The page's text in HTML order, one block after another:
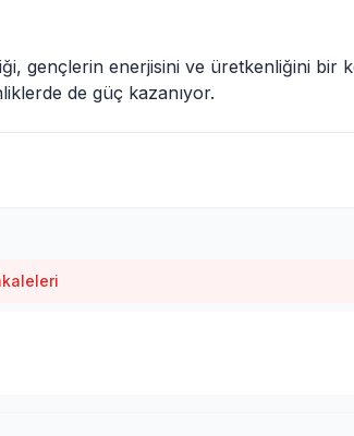
gençlerin enerjisini ve üretkenliğini bir
de güç kazanıyor.